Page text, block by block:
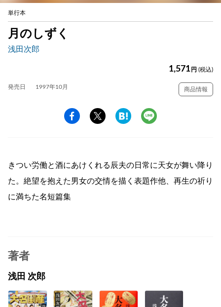
単行本
月のしずく
浅田次郎
1,571 円 (税込)
発売日 1997年10月 商品情報
きつい労働と酒にあけくれる辰夫の日常に天女が舞い降り
た。絶望を抱えた男女の交情を描く表題作他、再生の祈り
に満ちた名短篇集
著者
浅田 次郎